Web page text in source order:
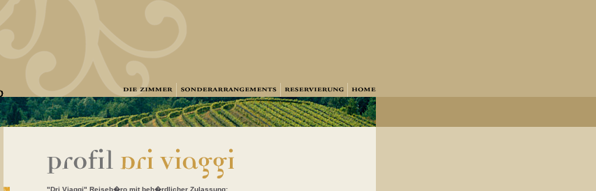
"Dri Viaggi" Reiseb�ro mit beh�rdlicher Zulassung: